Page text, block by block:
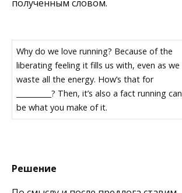
полученным словом.
Why do we love running? Because of the
liberating feeling it fills us with, even as we
waste all the energy. How’s that for
__________? Then, it’s also a fact running can
be what you make of it.
Решение